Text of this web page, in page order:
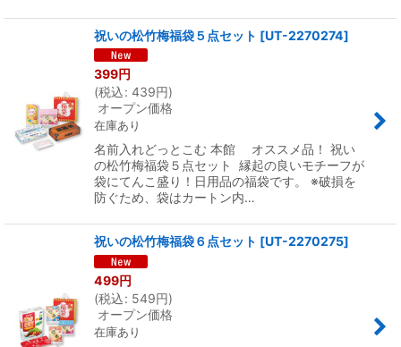
祝いの松竹梅福袋５点セット [UT-2270274]
399円
(税込: 439円)
オープン価格
在庫あり
名前入れどっとこむ 本館 オススメ品！ 祝い
の松竹梅福袋５点セット 縁起の良いモチーフが
袋にてんこ盛り！日用品の福袋です。 ※破損を
防ぐため、袋はカートン内…
祝いの松竹梅福袋６点セット [UT-2270275]
499円
(税込: 549円)
オープン価格
在庫あり